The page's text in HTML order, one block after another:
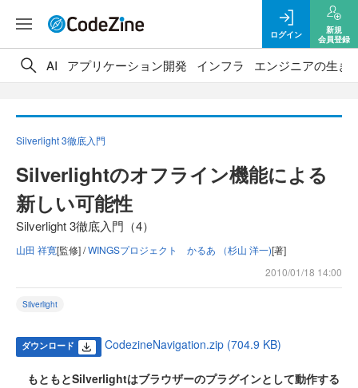
ログイン
新規
会員登録
AI アプリケーション開発 インフラ エンジニアの生き
Silverlight 3徹底入門
Silverlightのオフライン機能による
新しい可能性
Silverlight 3徹底入門（4）
山田 祥寛[監修] /WINGSプロジェクト かるあ （杉山 洋一)[著]
2010/01/18 14:00
Silverlight
ダウンロード CodezineNavigation.zip (704.9 KB)
もともとSilverlightはブラウザーのプラグインとして動作する